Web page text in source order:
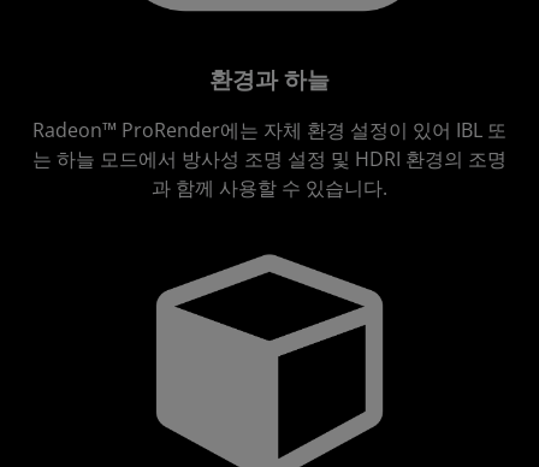
환경과 하늘
Radeon™ ProRender에는 자체 환경 설정이 있어 IBL 또
는 하늘 모드에서 방사성 조명 설정 및 HDRI 환경의 조명
과 함께 사용할 수 있습니다.